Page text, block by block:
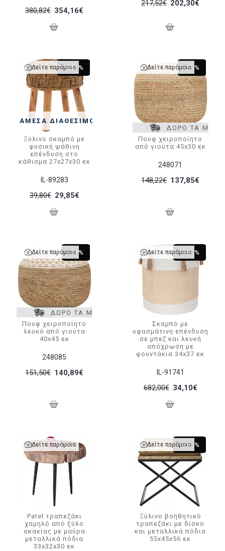
380,82€ 354,16€
217,52€ 202,30€
ΆΜΕΣΑ ΔΙΑΘΈΣΙΜΟ
-25 %
Δείτε παρόμοια
IL-89283
Ξύλινο σκαμπό με
φυσική ψάθινη
επένδυση στο
κάθισμα 27x27x30 εκ
39,80€ 29,85€
ΔΩΡΟ ΤΑ
-7 %
Δείτε παρόμοια
248071
Πουφ χειροποίητο
από γιούτα 45x30 εκ
148,22€ 137,85€
ΔΩΡΟ ΤΑ ΜΕΤΑΦΟΡΙΚΑ
-7 %
Δείτε παρόμοια
248085
Πουφ χειροποίητο
λευκό από γιούτα
40x45 εκ
151,50€ 140,89€
-95 %
Δείτε παρόμοια
IL-91741
Σκαμπό με
υφασμάτινη επένδυση
σε μπεζ και λευκή
απόχρωση με
φουντάκια 34x37 εκ
682,00€ 34,10€
Δείτε παρόμοια
Patel τραπεζάκι
χαμηλό από ξύλο
ακακίας με μαύρα
μεταλλικά πόδια
33x32x30 εκ
-26 %
Δείτε παρόμοια
Ξύλινο βοηθητικό
τραπεζάκι με δίσκο
και μεταλλικά πόδια
55x45x56 εκ